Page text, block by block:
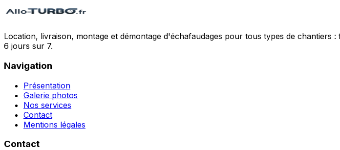
Location, livraison, montage et démontage d'échafaudages pour tous types de
6 jours sur 7.
Navigation
Présentation
Galerie photos
Nos services
Contact
Mentions légales
Contact